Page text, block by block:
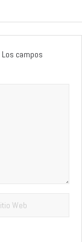
Los campos